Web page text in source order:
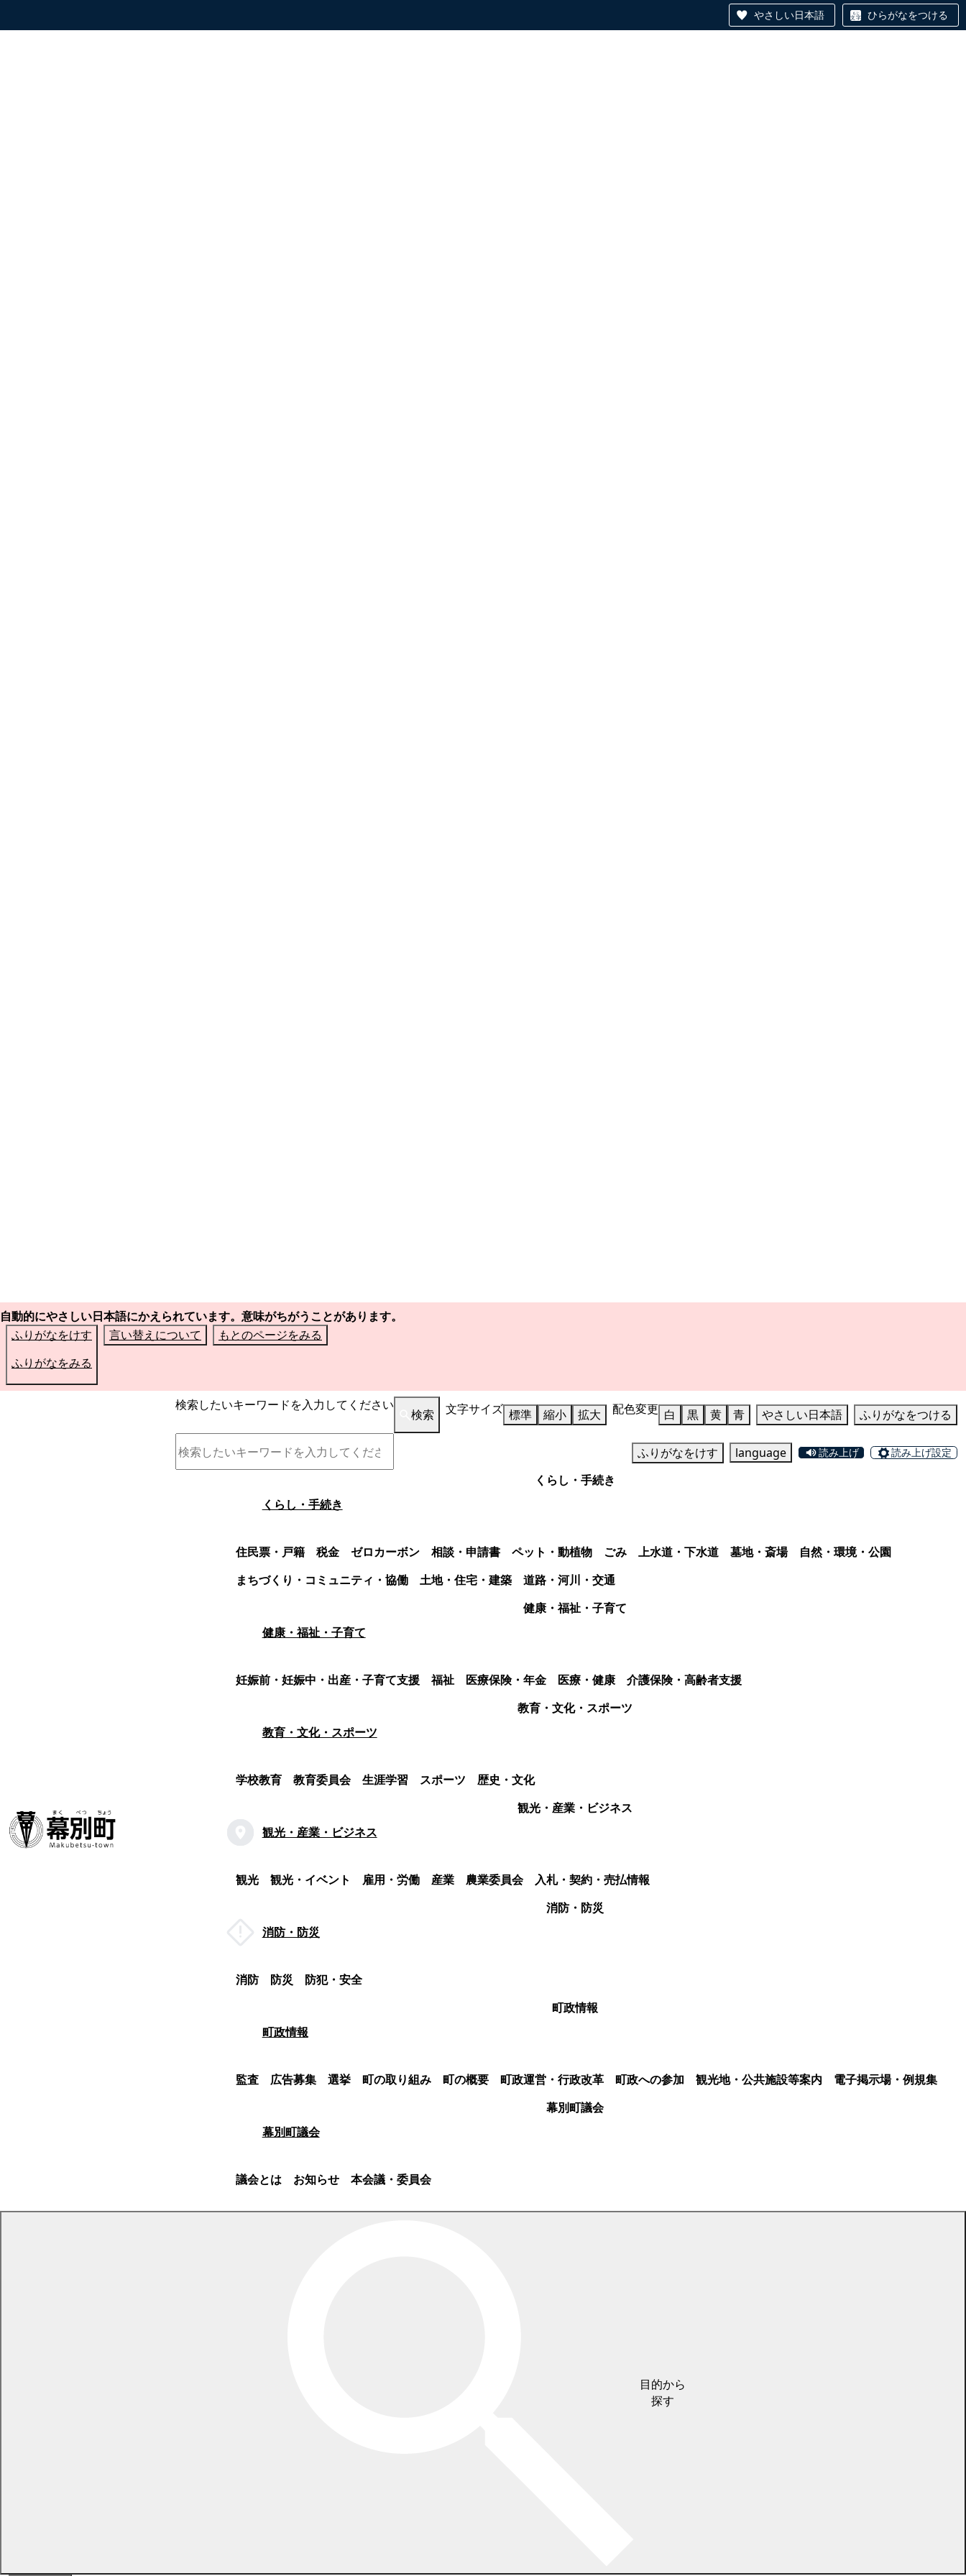
やさしい日本語 ひらがなをつける
自動的にやさしい日本語にかえられています。意味がちがうことがあります。
ふりがなをけす
ふりがなをみる
言い替えについて もとのページをみる
検索したいキーワードを入力してください
検索 文字サイズ 標準 縮小 拡大 配色変更 白 黒 黄 青 やさしい日本語 ふりがなをつける
ふりがなをけす language 読み上げ 読み上げ設定
くらし・手続き
くらし・手続き
住民票・戸籍 税金 ゼロカーボン 相談・申請書 ペット・動植物 ごみ 上水道・下水道 墓地・斎場
自然・環境・公園
まちづくり・コミュニティ・協働
土地・住宅・建築
道路・河川・交通
健康・福祉・子育て
健康・福祉・子育て
妊娠前・妊娠中・出産・子育て支援 福祉 医療保険・年金 医療・健康
介護保険・高齢者支援
教育・文化・スポーツ
教育・文化・スポーツ
学校教育 教育委員会 生涯学習 スポーツ
歴史・文化
観光・産業・ビジネス
観光・産業・ビジネス
観光 観光・イベント 雇用・労働 産業 農業委員会
入札・契約・売払情報
消防・防災
消防・防災
消防 防災
防犯・安全
町政情報
町政情報
監査 広告募集 選挙 町の取り組み 町の概要 町政運営・行政改革 町政への参加 観光地・公共施設等案内
電子掲示場・例規集
幕別町議会
幕別町議会
議会とは お知らせ 本会議・委員会
目的から
探す